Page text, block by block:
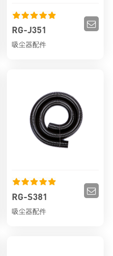
RG-J351
吸尘器配件
RG-S381
吸尘器配件